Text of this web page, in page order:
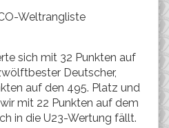
Weltrangliste
sich mit 32 Punkten auf
Deutscher,
auf den 495. Platz und
mit 22 Punkten auf dem
in die U23-Wertung fällt.